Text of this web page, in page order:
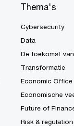
Thema's
Cybersecurity
Data
De toekomst
Transformatie
Economic Office
Economische
Future of
Risk & regulation